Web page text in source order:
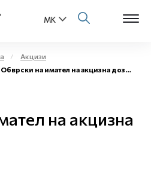
Акцизи
Обврски на имател на акцизна дозвола
на акцизна